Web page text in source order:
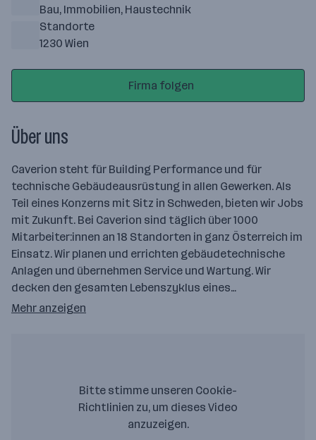
Bau, Immobilien, Haustechnik
Standorte
1230 Wien
Firma folgen
Über uns
Caverion steht für Building Performance und für
technische Gebäudeausrüstung in allen Gewerken. Als
Teil eines Konzerns mit Sitz in Schweden, bieten wir Jobs
mit Zukunft. Bei Caverion sind täglich über 1000
Mitarbeiter:innen an 18 Standorten in ganz Österreich im
Einsatz. Wir planen und errichten gebäudetechnische
Anlagen und übernehmen Service und Wartung. Wir
decken den gesamten Lebenszyklus eines…
Mehr anzeigen
Bitte stimme unseren Cookie-
Richtlinien zu, um dieses Video
anzuzeigen.